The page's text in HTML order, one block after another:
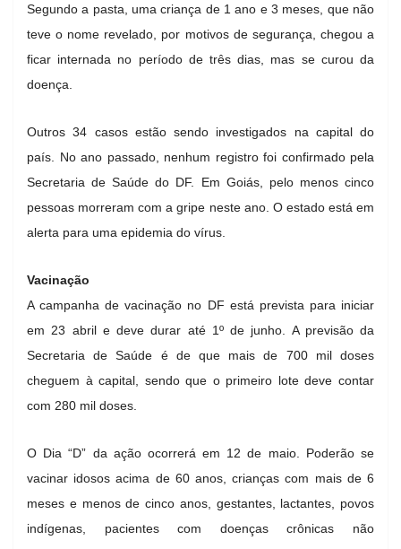
Segundo a pasta, uma criança de 1 ano e 3 meses, que não
teve o nome revelado, por motivos de segurança, chegou a
ficar internada no período de três dias, mas se curou da
doença.
Outros 34 casos estão sendo investigados na capital do
país. No ano passado, nenhum registro foi confirmado pela
Secretaria de Saúde do DF. Em Goiás, pelo menos cinco
pessoas morreram com a gripe neste ano. O estado está em
alerta para uma epidemia do vírus.
Vacinação
A campanha de vacinação no DF está prevista para iniciar
em 23 abril e deve durar até 1º de junho. A previsão da
Secretaria de Saúde é de que mais de 700 mil doses
cheguem à capital, sendo que o primeiro lote deve contar
com 280 mil doses.
O Dia “D” da ação ocorrerá em 12 de maio. Poderão se
vacinar idosos acima de 60 anos, crianças com mais de 6
meses e menos de cinco anos, gestantes, lactantes, povos
indígenas, pacientes com doenças crônicas não